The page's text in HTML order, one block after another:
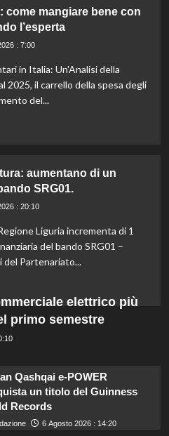
come mangiare bene con
l’esperta
: 7:00
in Italia: Un'Analisi della
2025, il carrello della spesa degli
del...
aumentano di un
SRG01.
: 20:10
Liguria incrementa di 1
del bando SRG01 –
Partenariato...
elettrico più
primo semestre
Qashqai e-POWER
un titolo del Guinness
Records
6 Agosto 2026 : 14:20